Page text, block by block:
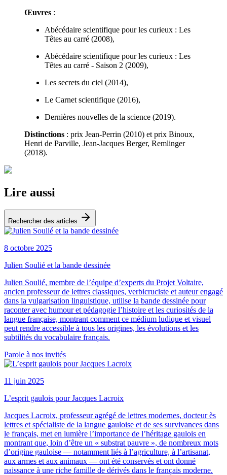
Œuvres :
Abécédaire scientifique pour les curieux : Les
Têtes au carré (2008),
Abécédaire scientifique pour les curieux : Les
Têtes au carré - Saison 2 (2009),
Les secrets du ciel (2014),
Le Carnet scientifique (2016),
Dernières nouvelles de la science (2019).
Distinctions : prix Jean-Perrin (2010) et prix Binoux,
Henri de Parville, Jean-Jacques Berger, Remlinger
(2018).
Lire aussi
Rechercher des articles
8 octobre 2025
Julien Soulié et la bande dessinée
Julien Soulié, membre de l’équipe d’experts du Projet Voltaire,
ancien professeur de lettres classiques, verbicruciste et auteur engagé
dans la vulgarisation linguistique, utilise la bande dessinée pour
raconter avec humour et pédagogie l’histoire et les curiosités de la
langue française, montrant comment ce médium ludique et visuel
peut rendre accessible à tous les origines, les évolutions et les
subtilités du vocabulaire français.
Parole à nos invités
11 juin 2025
L’esprit gaulois pour Jacques Lacroix
Jacques Lacroix, professeur agrégé de lettres modernes, docteur ès
lettres et spécialiste de la langue gauloise et de ses survivances dans
le français, met en lumière l’importance de l’héritage gaulois en
montrant que, loin d’être un « substrat pauvre », de nombreux mots
d’origine gauloise — notamment liés à l’agriculture, à l’artisanat,
aux armes et aux animaux — ont été conservés et ont donné
naissance à une riche famille de dérivés dans le français moderne.